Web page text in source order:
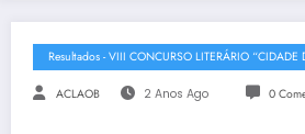
Resultados - VIII CONCURSO LITERÁRIO “CIDADE
ACLAOB 2 Anos Ago 0